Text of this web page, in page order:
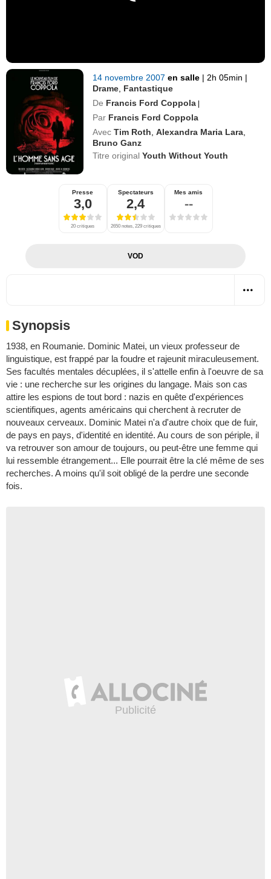
14 novembre 2007en salle | 2h 05min |
Drame Fantastique
De Francis Ford Coppola |
Par Francis Ford Coppola
Avec Tim Roth ,Alexandra Maria Lara
Bruno Ganz
Titre originalYouth Without Youth
Presse
3,0
20 critiques
Spectateurs
2,4
2650 notes, 229 critiques
Mes amis
--
VOD
Synopsis
1938, en Roumanie. Dominic Matei, un vieux professeur de
linguistique, est frappé par la foudre et rajeunit miraculeusement.
Ses facultés mentales décuplées, il s'attelle enfin à l'oeuvre de sa
vie : une recherche sur les origines du langage. Mais son cas
attire les espions de tout bord : nazis en quête d'expériences
scientifiques, agents américains qui cherchent à recruter de
nouveaux cerveaux. Dominic Matei n'a d'autre choix que de fuir,
de pays en pays, d'identité en identité. Au cours de son périple, il
va retrouver son amour de toujours, ou peut-être une femme qui
lui ressemble étrangement... Elle pourrait être la clé même de ses
recherches. A moins qu'il soit obligé de la perdre une seconde
fois.